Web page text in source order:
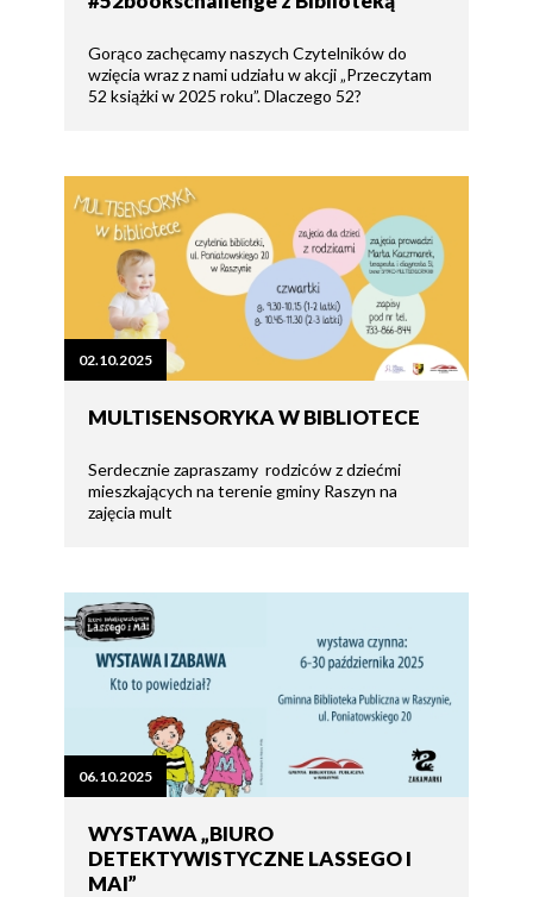
Gorąco zachęcamy naszych Czytelników do
wzięcia wraz z nami udziału w akcji „Przeczytam
52 książki w 2025 roku”. Dlaczego 52?
02.10.2025
MULTISENSORYKA W BIBLIOTECE
Serdecznie zapraszamy rodziców z dziećmi
mieszkających na terenie gminy Raszyn na
zajęcia mult
06.10.2025
WYSTAWA „BIURO
DETEKTYWISTYCZNE LASSEGO I
MAI”